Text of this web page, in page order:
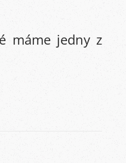
máme jedny z